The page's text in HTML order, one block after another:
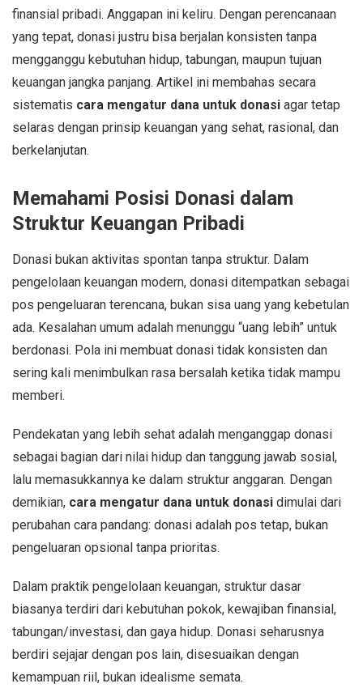
finansial pribadi. Anggapan ini keliru. Dengan perencanaan
yang tepat, donasi justru bisa berjalan konsisten tanpa
mengganggu kebutuhan hidup, tabungan, maupun tujuan
keuangan jangka panjang. Artikel ini membahas secara
sistematis cara mengatur dana untuk donasi agar tetap
selaras dengan prinsip keuangan yang sehat, rasional, dan
berkelanjutan.
Memahami Posisi Donasi dalam
Struktur Keuangan Pribadi
Donasi bukan aktivitas spontan tanpa struktur. Dalam
pengelolaan keuangan modern, donasi ditempatkan sebagai
pos pengeluaran terencana, bukan sisa uang yang kebetulan
ada. Kesalahan umum adalah menunggu “uang lebih” untuk
berdonasi. Pola ini membuat donasi tidak konsisten dan
sering kali menimbulkan rasa bersalah ketika tidak mampu
memberi.
Pendekatan yang lebih sehat adalah menganggap donasi
sebagai bagian dari nilai hidup dan tanggung jawab sosial,
lalu memasukkannya ke dalam struktur anggaran. Dengan
demikian, cara mengatur dana untuk donasi dimulai dari
perubahan cara pandang: donasi adalah pos tetap, bukan
pengeluaran opsional tanpa prioritas.
Dalam praktik pengelolaan keuangan, struktur dasar
biasanya terdiri dari kebutuhan pokok, kewajiban finansial,
tabungan/investasi, dan gaya hidup. Donasi seharusnya
berdiri sejajar dengan pos lain, disesuaikan dengan
kemampuan riil, bukan idealisme semata.